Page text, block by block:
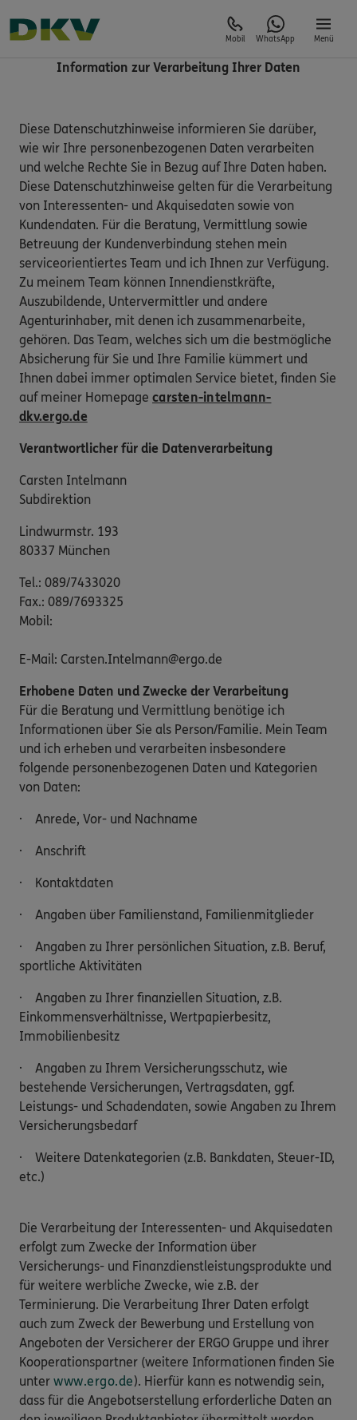
Mobil WhatsApp Menü
Information zur Verarbeitung Ihrer Daten
Diese Datenschutzhinweise informieren Sie darüber,
wie wir Ihre personenbezogenen Daten verarbeiten
und welche Rechte Sie in Bezug auf Ihre Daten haben.
Diese Datenschutzhinweise gelten für die Verarbeitung
von Interessenten- und Akquisedaten sowie von
Kundendaten. Für die Beratung, Vermittlung sowie
Betreuung der Kundenverbindung stehen mein
serviceorientiertes Team und ich Ihnen zur Verfügung.
Zu meinem Team können Innendienstkräfte,
Auszubildende, Untervermittler und andere
Agenturinhaber, mit denen ich zusammenarbeite,
gehören. Das Team, welches sich um die bestmögliche
Absicherung für Sie und Ihre Familie kümmert und
Ihnen dabei immer optimalen Service bietet, finden Sie
auf meiner Homepage carsten-intelmann-
dkv.ergo.de
Verantwortlicher für die Datenverarbeitung
Carsten Intelmann
Subdirektion
Lindwurmstr. 193
80337 München
Tel.: 089/7433020
Fax.: 089/7693325
Mobil:
E-Mail: Carsten.Intelmann@ergo.de
Erhobene Daten und Zwecke der Verarbeitung
Für die Beratung und Vermittlung benötige ich
Informationen über Sie als Person/Familie. Mein Team
und ich erheben und verarbeiten insbesondere
folgende personenbezogenen Daten und Kategorien
von Daten:
· Anrede, Vor- und Nachname
· Anschrift
· Kontaktdaten
· Angaben über Familienstand, Familienmitglieder
· Angaben zu Ihrer persönlichen Situation, z.B. Beruf,
sportliche Aktivitäten
· Angaben zu Ihrer finanziellen Situation, z.B.
Einkommensverhältnisse, Wertpapierbesitz,
Immobilienbesitz
· Angaben zu Ihrem Versicherungsschutz, wie
bestehende Versicherungen, Vertragsdaten, ggf.
Leistungs- und Schadendaten, sowie Angaben zu Ihrem
Versicherungsbedarf
· Weitere Datenkategorien (z.B. Bankdaten, Steuer-ID,
etc.)
Die Verarbeitung der Interessenten- und Akquisedaten
erfolgt zum Zwecke der Information über
Versicherungs- und Finanzdienstleistungsprodukte und
für weitere werbliche Zwecke, wie z.B. der
Terminierung. Die Verarbeitung Ihrer Daten erfolgt
auch zum Zweck der Bewerbung und Erstellung von
Angeboten der Versicherer der ERGO Gruppe und ihrer
Kooperationspartner (weitere Informationen finden Sie
unter www.ergo.de). Hierfür kann es notwendig sein,
dass für die Angebotserstellung erforderliche Daten an